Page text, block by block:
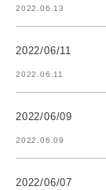
2022.06.13
2022/06/11
2022.06.11
2022/06/09
2022.06.09
2022/06/07